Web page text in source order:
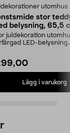
utomhus
stor
belysning, 65,5
juldekoration
LED-belysning.
Lägg i varukorg